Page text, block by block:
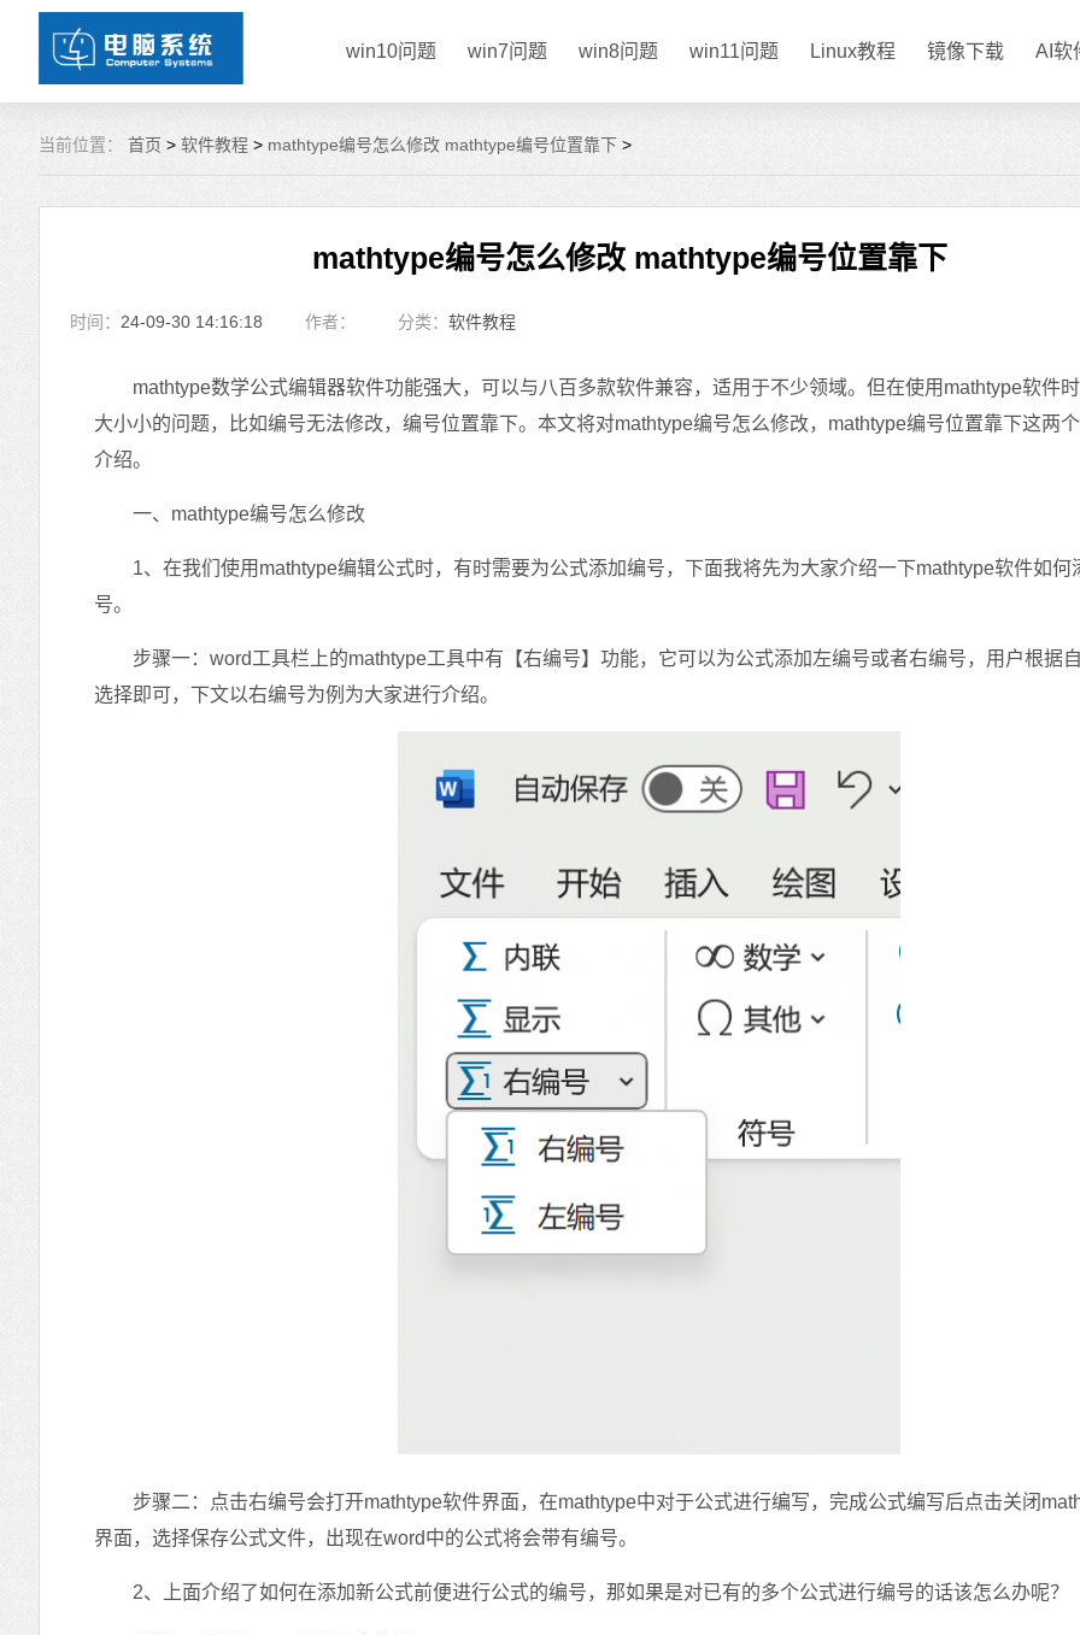
win10问题 win7问题 win8问题 win11问题 Linux教程 镜像下载 AI软
当前位置： 首页 > 软件教程 > mathtype编号怎么修改 mathtype编号位置靠下 >
mathtype编号怎么修改 mathtype编号位置靠下
时间： 24-09-30 14:16:18 作者： 分类： 软件教程
mathtype数学公式编辑器软件功能强大，可以与八百多款软件兼容，适用于不少领域。但在使用mathtype软件
大小小的问题，比如编号无法修改，编号位置靠下。本文将对mathtype编号怎么修改，mathtype编号位置靠下这两
介绍。
一、mathtype编号怎么修改
1、在我们使用mathtype编辑公式时，有时需要为公式添加编号，下面我将先为大家介绍一下mathtype软件如何
号。
步骤一：word工具栏上的mathtype工具中有【右编号】功能，它可以为公式添加左编号或者右编号，用户根据
选择即可，下文以右编号为例为大家进行介绍。
步骤二：点击右编号会打开mathtype软件界面，在mathtype中对于公式进行编写，完成公式编写后点击关闭
界面，选择保存公式文件，出现在word中的公式将会带有编号。
2、上面介绍了如何在添加新公式前便进行公式的编号，那如果是对已有的多个公式进行编号的话该怎么办呢？